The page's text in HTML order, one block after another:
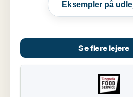
Eksempler på
Se flere lejere